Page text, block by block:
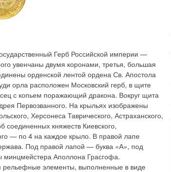
Герб Российской империи —
увенчаны двумя коронами, третья, большая
орденской лентой ордена Св. Апостола
орла расположен Московский герб, в щите
с копьем поражающий дракона. Вокруг щита
Первозванного. На крыльях изображены
Херсонеса Таврического, Астраханского,
соединенных княжеств Киевского,
— по 4 на каждое крыло. В правой лапе
Под правой лапой — буква «А», под
Аполлона Грасгофа.
рельефные элементы, выполненные в виде